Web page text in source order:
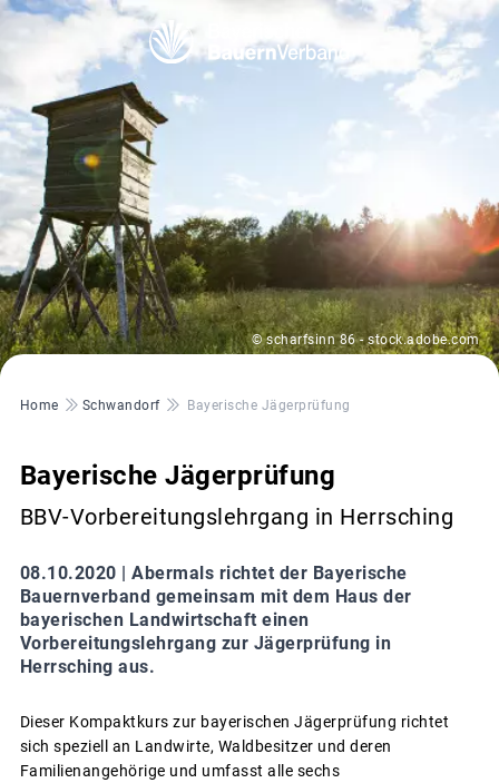
© scharfsinn 86 - stock.adobe.com
Pfadnavigation
Home Schwandorf Bayerische Jägerprüfung
Bayerische Jägerprüfung
BBV-Vorbereitungslehrgang in Herrsching
08.10.2020 | Abermals richtet der Bayerische
Bauernverband gemeinsam mit dem Haus der
bayerischen Landwirtschaft einen
Vorbereitungslehrgang zur Jägerprüfung in
Herrsching aus.
Dieser Kompaktkurs zur bayerischen Jägerprüfung richtet
sich speziell an Landwirte, Waldbesitzer und deren
Familienangehörige und umfasst alle sechs